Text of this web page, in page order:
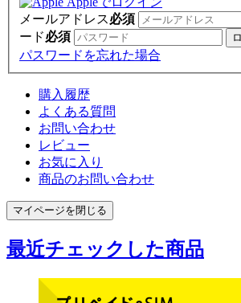
メールアドレス必須
ード必須
パスワードを忘れた場合
購入履歴
よくある質問
お問い合わせ
レビュー
お気に入り
商品のお問い合わせ
マイページを閉じる
最近チェックした商品